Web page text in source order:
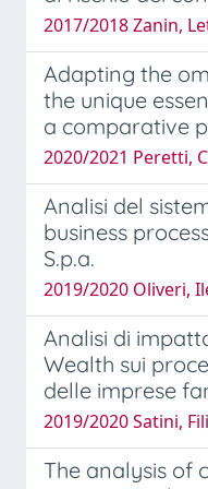
2017/2018 Zanin,
Adapting the
the unique
a comparative
2020/2021 Peretti,
Analisi del
business
S.p.a.
2019/2020 Oliveri,
Analisi di
Wealth sui
delle imprese
2019/2020 Satini,
The analysis of